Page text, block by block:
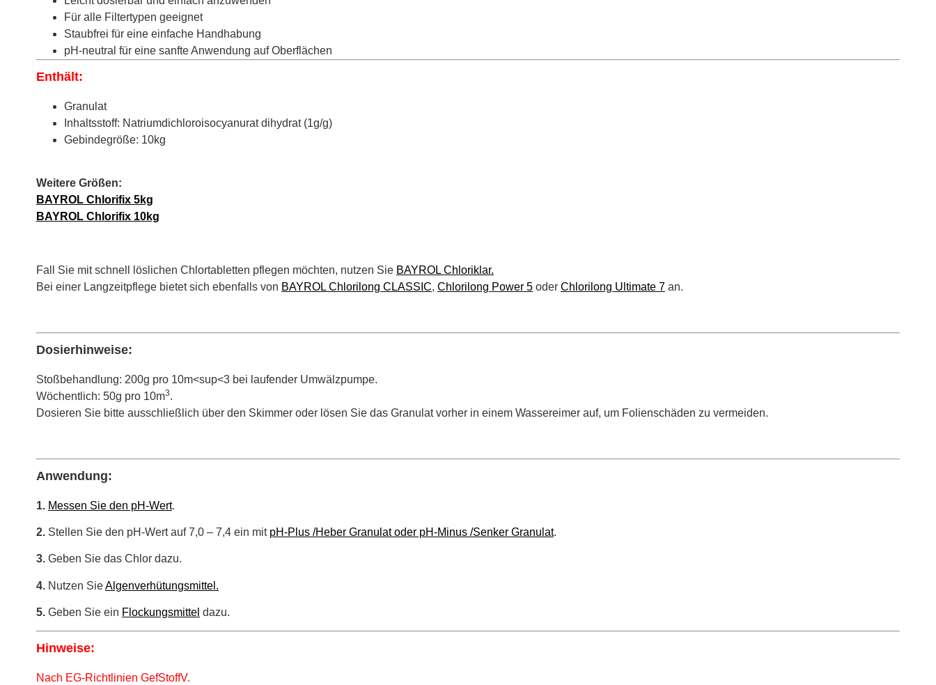
Für alle Filtertypen geeignet
Staubfrei für eine einfache Handhabung
pH-neutral für eine sanfte Anwendung auf Oberflächen
Enthält:
Granulat
Inhaltsstoff: Natriumdichloroisocyanurat dihydrat (1g/g)
Gebindegröße: 10kg
Weitere Größen:
BAYROL Chlorifix 5kg
BAYROL Chlorifix 10kg
Fall Sie mit schnell löslichen Chlortabletten pflegen möchten, nutzen Sie BAYROL Chloriklar.
Bei einer Langzeitpflege bietet sich ebenfalls von BAYROL Chlorilong CLASSIC, Chlorilong Power 5 oder Chlorilong Ultimate 7 an.
Dosierhinweise:
Stoßbehandlung: 200g pro 10m<sup<3 bei laufender Umwälzpumpe.
Wöchentlich: 50g pro 10m3.
Dosieren Sie bitte ausschließlich über den Skimmer oder lösen Sie das Granulat vorher in einem Wassereimer auf, um Folienschäden zu vermeiden.
Anwendung:
1. Messen Sie den pH-Wert.
2. Stellen Sie den pH-Wert auf 7,0 – 7,4 ein mit pH-Plus /Heber Granulat oder pH-Minus /Senker Granulat.
3. Geben Sie das Chlor dazu.
4. Nutzen SieAlgenverhütungsmittel.
5. Geben Sie ein Flockungsmittel dazu.
Hinweise:
Nach EG-Richtlinien GefStoffV.